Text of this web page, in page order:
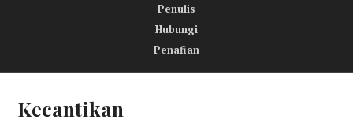
B
A
Penulis
Hubungi
Penafian
Kecantikan